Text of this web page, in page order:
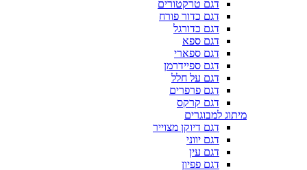
דגם טרקטורים
דגם כדור פורח
דגם כדורגל
דגם ספא
דגם ספארי
דגם ספיידרמן
דגם על חלל
דגם פרפרים
דגם קרקס
מיתוג למבוגרים
דגם דיוקן מצוייר
דגם יווני
דגם עין
דגם פפיון